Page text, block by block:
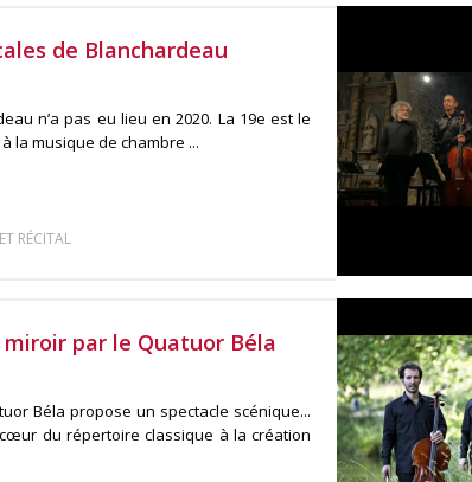
de Blanchardeau
n’a pas eu lieu en 2020. La 19e est le
la musique de chambre ...
RÉCITAL
miroir par le Quatuor Béla
Béla propose un spectacle scénique...
du répertoire classique à la création